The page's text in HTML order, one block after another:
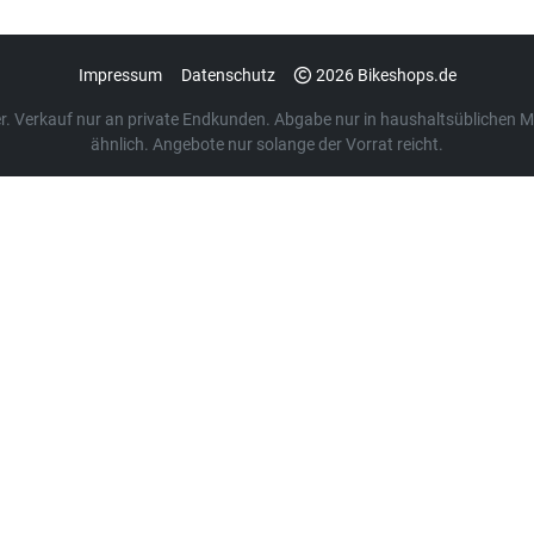
Impressum Datenschutz 2026 Bikeshops.de
Verkauf nur an private Endkunden. Abgabe nur in haushaltsüblichen
ähnlich. Angebote nur solange der Vorrat reicht.